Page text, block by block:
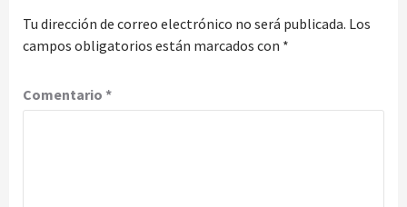
Tu dirección de correo electrónico no será publicada. Los
campos obligatorios están marcados con *
Comentario *